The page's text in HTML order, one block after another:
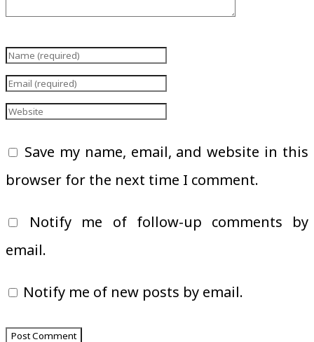
Save my name, email, and website in this
browser for the next time I comment.
Notify me of follow-up comments by
email.
Notify me of new posts by email.